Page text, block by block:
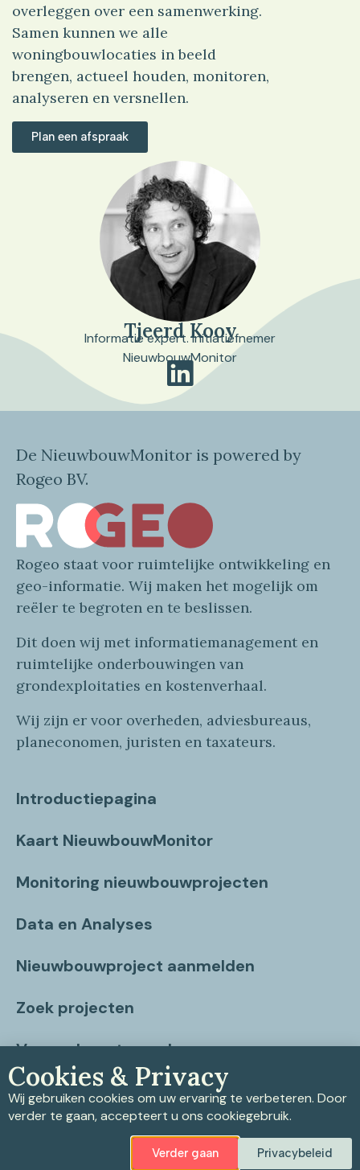
overleggen over een samenwerking.
Samen kunnen we alle
woningbouwlocaties in beeld
brengen, actueel houden, monitoren,
analyseren en versnellen.
Plan een afspraak
Tjeerd Kooy
Informatie expert. Initiatiefnemer
NieuwbouwMonitor
De NieuwbouwMonitor is powered by
Rogeo BV.
Rogeo staat voor ruimtelijke ontwikkeling en
geo-informatie. Wij maken het mogelijk om
reëler te begroten en te beslissen.
Dit doen wij met informatiemanagement en
ruimtelijke onderbouwingen van
grondexploitaties en kostenverhaal.
Wij zijn er voor overheden, adviesbureaus,
planeconomen, juristen en taxateurs.
Introductiepagina
Kaart NieuwbouwMonitor
Monitoring nieuwbouwprojecten
Data en Analyses
Nieuwbouwproject aanmelden
Zoek projecten
Vragen beantwoord
Contact
Cookiebeleid
Cookies & Privacy
Wij gebruiken cookies om uw ervaring te verbeteren. Door
verder te gaan, accepteert u ons cookiegebruik.
Verder gaan Privacybeleid